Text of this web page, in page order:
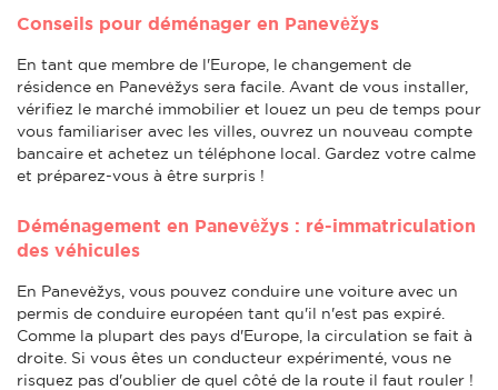
Conseils pour déménager en Panevėžys
En tant que membre de l'Europe, le changement de
résidence en Panevėžys sera facile. Avant de vous installer,
vérifiez le marché immobilier et louez un peu de temps pour
vous familiariser avec les villes, ouvrez un nouveau compte
bancaire et achetez un téléphone local. Gardez votre calme
et préparez-vous à être surpris !
Déménagement en Panevėžys : ré-immatriculation
des véhicules
En Panevėžys, vous pouvez conduire une voiture avec un
permis de conduire européen tant qu'il n'est pas expiré.
Comme la plupart des pays d'Europe, la circulation se fait à
droite. Si vous êtes un conducteur expérimenté, vous ne
risquez pas d'oublier de quel côté de la route il faut rouler !